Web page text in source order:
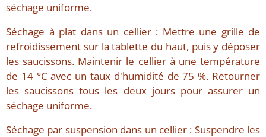
séchage uniforme.
Séchage à plat dans un cellier : Mettre une grille de
refroidissement sur la tablette du haut, puis y déposer
les saucissons. Maintenir le cellier à une température
de 14 °C avec un taux d'humidité de 75 %. Retourner
les saucissons tous les deux jours pour assurer un
séchage uniforme.
Séchage par suspension dans un cellier : Suspendre les